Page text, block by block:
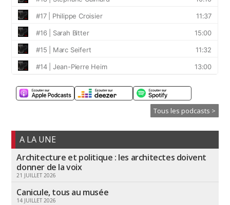
Tous les podcasts >
A LA UNE
Architecture et politique : les architectes doivent
donner de la voix
21 JUILLET 2026
Canicule, tous au musée
14 JUILLET 2026